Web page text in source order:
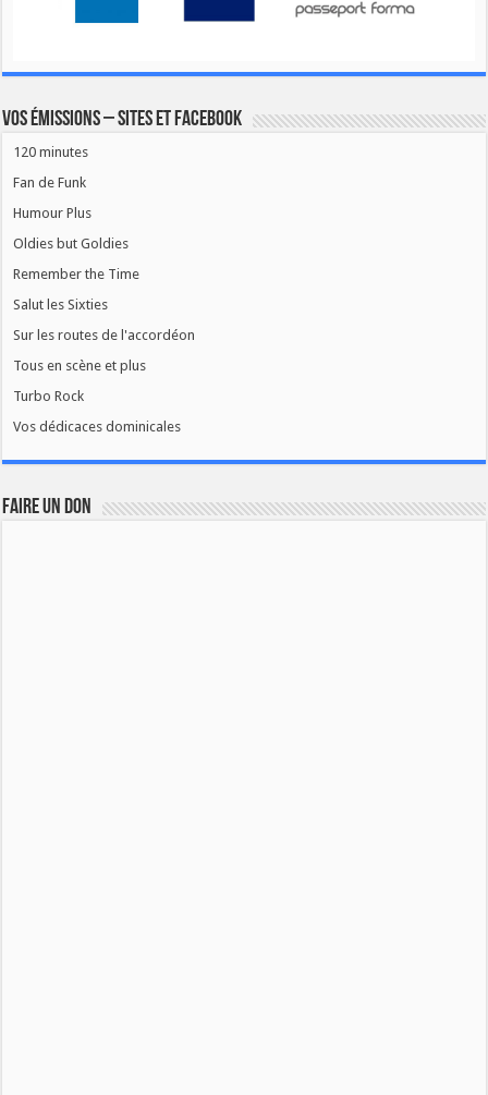
Vos émissions – Sites et Facebook
120 minutes
Fan de Funk
Humour Plus
Oldies but Goldies
Remember the Time
Salut les Sixties
Sur les routes de l'accordéon
Tous en scène et plus
Turbo Rock
Vos dédicaces dominicales
FAIRE UN DON